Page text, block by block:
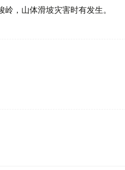
，山体滑坡灾害时有发生。